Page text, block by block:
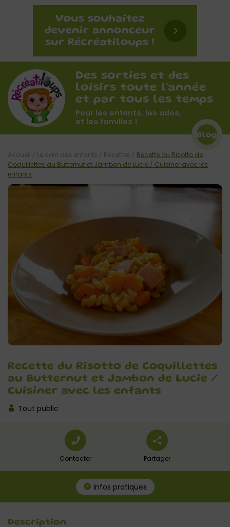
Des sorties et des
loisirs toute l'année
et par tous les temps
Pour les enfants, les ados,
et les familles !
Blog
Recette du Risotto de Coquillettes
au Butternut et Jambon de Lucie /
Cuisiner avec les enfants
Tout public
Accueil / Le coin des enfants / Recettes / Recette du Risotto de
Coquillettes au Butternut et Jambon de Lucie / Cuisiner avec les
enfants
Contacter Partager
Infos pratiques
Description